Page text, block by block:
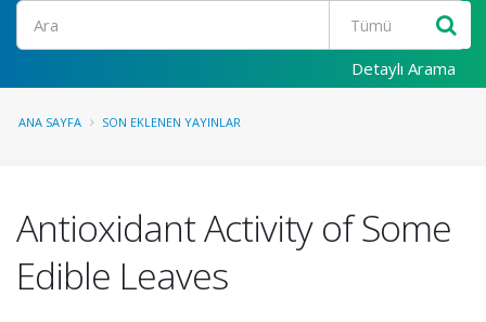
Ara
Detaylı Arama
ANA SAYFA SON EKLENEN YAYINLAR
Antioxidant Activity of Some
Edible Leaves